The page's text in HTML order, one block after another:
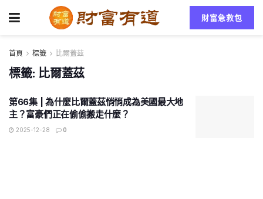
財富急救包
首頁 標籤 比爾蓋茲
標籤: 比爾蓋茲
第66集 | 為什麼比爾蓋茲悄悄成為美國最大地
主？富豪們正在偷偷搬走什麼？
2025-12-28 0